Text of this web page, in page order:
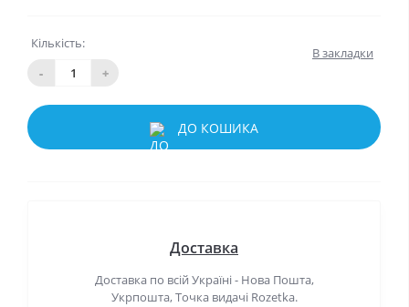
Кількість:
-
+
В закладки
ДО КОШИКА
Доставка
Доставка по всій Україні - Нова Пошта,
Укрпошта, Точка видачі Rozetka.